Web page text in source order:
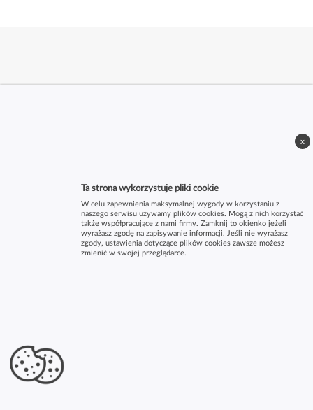
Ta strona wykorzystuje pliki cookie
W celu zapewnienia maksymalnej wygody w korzystaniu z
naszego serwisu używamy plików cookies. Mogą z nich korzystać
także współpracujące z nami firmy. Zamknij to okienko jeżeli
wyrażasz zgodę na zapisywanie informacji. Jeśli nie wyrażasz
zgody, ustawienia dotyczące plików cookies zawsze możesz
zmienić w swojej przeglądarce.
x